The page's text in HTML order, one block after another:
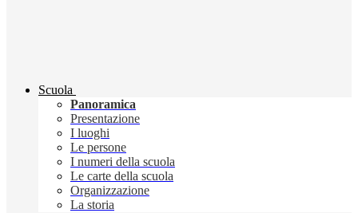
Scuola
Panoramica
Presentazione
I luoghi
Le persone
I numeri della scuola
Le carte della scuola
Organizzazione
La storia